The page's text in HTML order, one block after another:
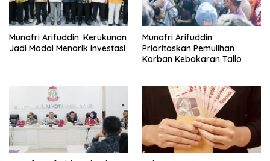
Munafri Arifuddin: Kerukunan
Jadi Modal Menarik Investasi
Munafri Arifuddin
Prioritaskan Pemulihan
Korban Kebakaran Tallo